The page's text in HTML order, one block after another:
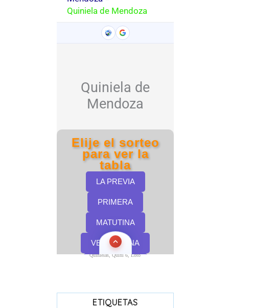
Quinielas, Quini 6, Loto
ETIQUETAS